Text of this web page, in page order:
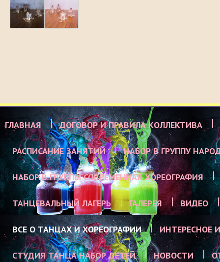
ГЛАВНАЯ ДОГОВОР И ПРАВИЛА КОЛЛЕКТИВА
РАСПИСАНИЕ ЗАНЯТИЙ НАБОР В ГРУППУ
НАБОР В ГРУППЫ СОВРЕМЕННАЯ ХОРЕОГРАФИЯ
ТАНЦЕВАЛЬНЫЙ ЛАГЕРЬ ГАЛЕРЕЯ ВИДЕО
ВСЕ О ТАНЦАХ И ХОРЕОГРАФИИ ИНТЕРЕСНОЕ
СТУДИЯ ТАНЦА НАБОР ДЕТЕЙ НОВОСТИ